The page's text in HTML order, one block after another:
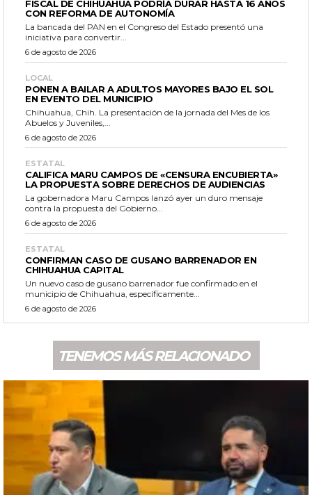
FISCAL DE CHIHUAHUA PODRÍA DURAR HASTA 16 AÑOS
CON REFORMA DE AUTONOMÍA
La bancada del PAN en el Congreso del Estado presentó una
iniciativa para convertir...
6 de agosto de 2026
LOCAL
PONEN A BAILAR A ADULTOS MAYORES BAJO EL SOL
EN EVENTO DEL MUNICIPIO
Chihuahua, Chih. La presentación de la jornada del Mes de los
Abuelos y Juveniles,...
6 de agosto de 2026
ESTATAL
CALIFICA MARU CAMPOS DE «CENSURA ENCUBIERTA»
LA PROPUESTA SOBRE DERECHOS DE AUDIENCIAS
La gobernadora Maru Campos lanzó ayer un duro mensaje
contra la propuesta del Gobierno...
6 de agosto de 2026
ESTATAL
CONFIRMAN CASO DE GUSANO BARRENADOR EN
CHIHUAHUA CAPITAL
Un nuevo caso de gusano barrenador fue confirmado en el
municipio de Chihuahua, específicamente...
6 de agosto de 2026
TENEMOS MÁS RELACIONADO